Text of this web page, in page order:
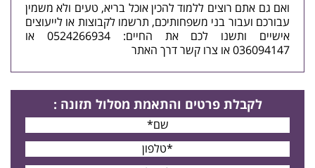
ואם גם אתם רוצים ללמוד להכין אוכל בריא, טעים ולא משמין
עבורכם ועבור בני משפחותיכם, תרשמו לקבוצות או לייעוצים
אישיים ותשנו לכם את החיים: 0524266934 או
036094147 או
צרו קשר דרך האתר
לקבלת פרטים והתאמת מסלול תזונה :